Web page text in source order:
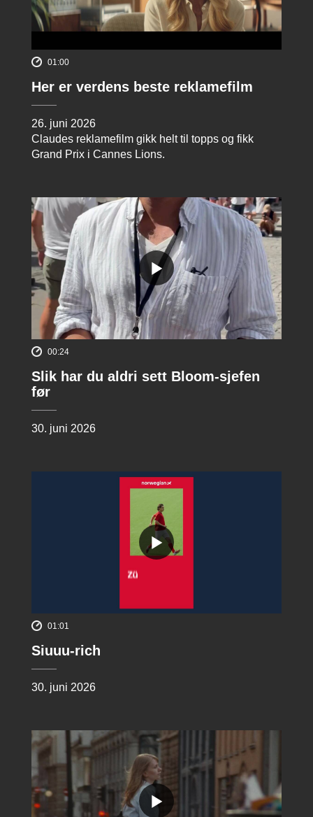
01:00
Her er verdens beste reklamefilm
26. juni 2026
Claudes reklamefilm gikk helt til topps og fikk
Grand Prix i Cannes Lions.
00:24
Slik har du aldri sett Bloom-sjefen
før
30. juni 2026
01:01
Siuuu-rich
30. juni 2026